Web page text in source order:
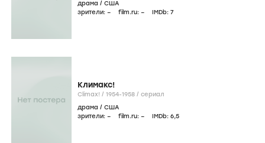
драма / США
зрители: – film.ru: – IMDb: 7
Климакс!
Climax! / 1954-1958 / сериал
драма / США
зрители: – film.ru: – IMDb: 6,5